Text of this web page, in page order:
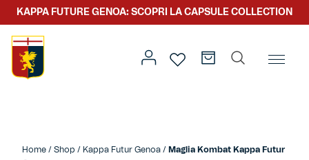
Prima squadra
Kit gara
KAPPA FUTURE GENOA: SCOPRI LA CAPSULE COLLECTION
Home/Team
Futur Genoa
Home / Shop / Kappa Futur Genoa / Maglia Kombat Kappa Futur